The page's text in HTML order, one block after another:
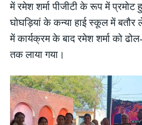
में रमेश शर्मा पीजीटी के रूप में
घोघड़ियां के कन्या हाई स्कूल में
में कार्यक्रम के बाद रमेश शर्मा को
तक लाया गया।